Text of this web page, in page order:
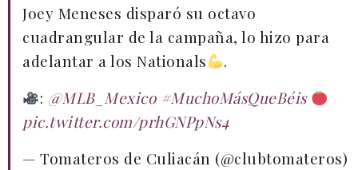
Joey Meneses disparó su octavo
cuadrangular de la campaña, lo hizo para
adelantar a los Nationals
.
: @MLB_Mexico #MuchoMásQueBéis
pic.twitter.com/prhGNPpNs4
— Tomateros de Culiacán (@clubtomateros)